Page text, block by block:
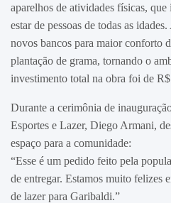
aparelhos de atividades físicas,
estar de pessoas de todas as
novos bancos para maior conforto
plantação de grama, tornando o
investimento total na obra foi de
Durante a cerimônia de
Esportes e Lazer, Diego Armani,
espaço para a comunidade:
“Esse é um pedido feito pela
de entregar. Estamos muito felizes
de lazer para Garibaldi.”